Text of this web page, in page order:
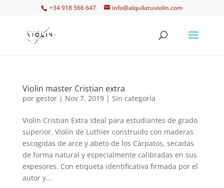
+34 918 566 647 info@alquilatuviolin.com
Violin master Cristian extra
por gestor| Nov 7, 2019| Sin categoría
Violin Cristian Extra Ideal para estudiantes de grado
superior. Violín de Luthier construido con maderas
escogidas de arce y abeto de los Cárpatos, secadas
de forma natural y especialmente calibradas en sus
expesores. Con etiqueta identificativa firmada por el
autor y...